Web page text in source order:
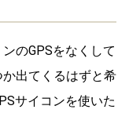
のGPSをなくして
出てくるはずと希
サイコンを使いた